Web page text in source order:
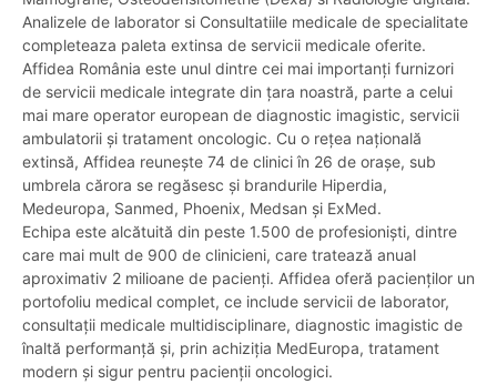
Analizele de laborator si Consultatiile medicale de specialitate
completeaza paleta extinsa de servicii medicale oferite.
Affidea România este unul dintre cei mai importanți furnizori
de servicii medicale integrate din țara noastră, parte a celui
mai mare operator european de diagnostic imagistic, servicii
ambulatorii și tratament oncologic. Cu o rețea națională
extinsă, Affidea reunește 74 de clinici în 26 de orașe, sub
umbrela cărora se regăsesc și brandurile Hiperdia,
Medeuropa, Sanmed, Phoenix, Medsan și ExMed.
Echipa este alcătuită din peste 1.500 de profesioniști, dintre
care mai mult de 900 de clinicieni, care tratează anual
aproximativ 2 milioane de pacienți. Affidea oferă pacienților un
portofoliu medical complet, ce include servicii de laborator,
consultații medicale multidisciplinare, diagnostic imagistic de
înaltă performanță și, prin achiziția MedEuropa, tratament
modern și sigur pentru pacienții oncologici.